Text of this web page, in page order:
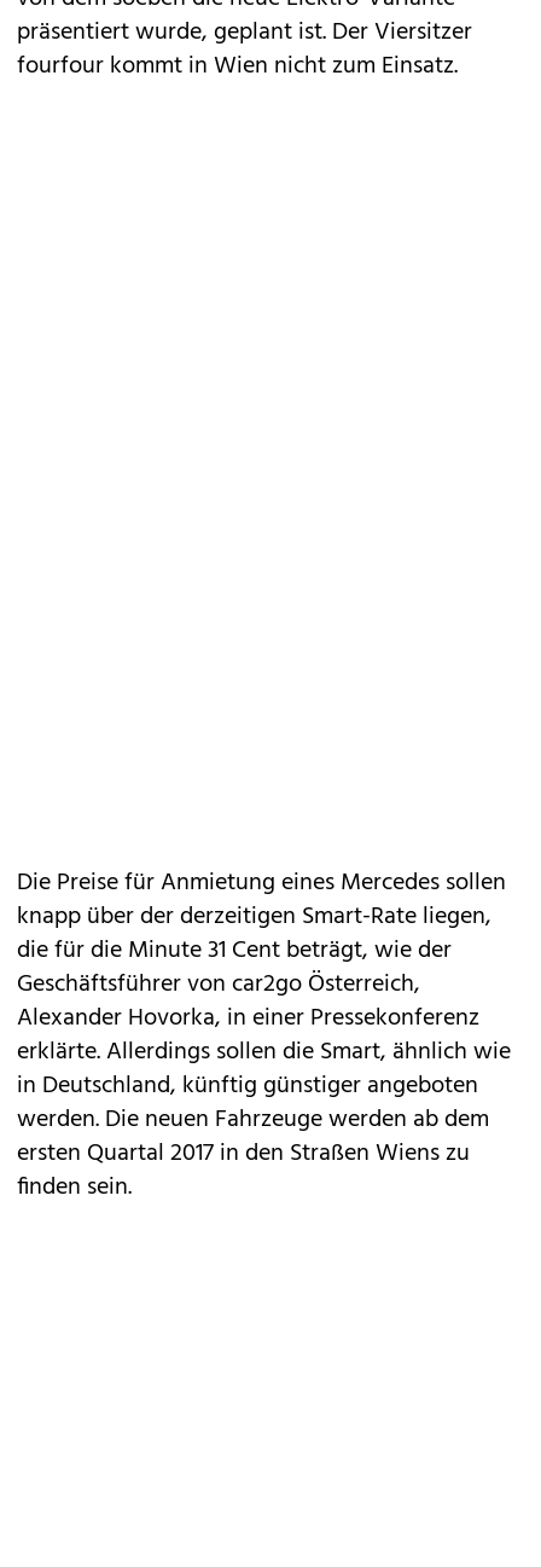
präsentiert wurde, geplant ist. Der Viersitzer
fourfour kommt in Wien nicht zum Einsatz.
Die Preise für Anmietung eines Mercedes sollen
knapp über der derzeitigen Smart-Rate liegen,
die für die Minute 31 Cent beträgt, wie der
Geschäftsführer von car2go Österreich,
Alexander Hovorka, in einer Pressekonferenz
erklärte. Allerdings sollen die Smart, ähnlich wie
in Deutschland, künftig günstiger angeboten
werden. Die neuen Fahrzeuge werden ab dem
ersten Quartal 2017 in den Straßen Wiens zu
finden sein.